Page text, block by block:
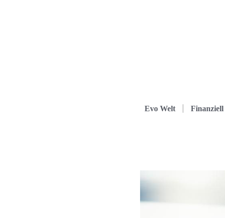
Evo Welt Finanziell